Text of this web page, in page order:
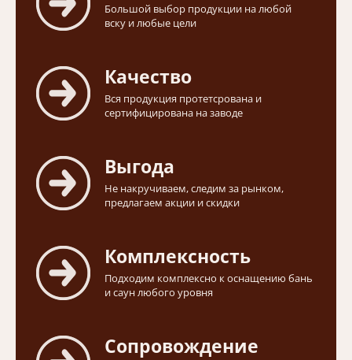
Большой выбор продукции на любой
вску и любые цели
Качество
Вся продукция протетсрована и
сертифицирована на заводе
Выгода
Не накручиваем, следим за рынком,
предлагаем акции и скидки
Комплексность
Подходим комплексно к оснащению бань
и саун любого уровня
Сопровождение